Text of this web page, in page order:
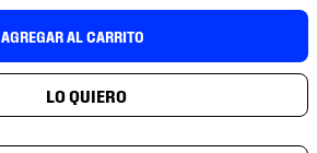
AGREGAR AL CARRITO